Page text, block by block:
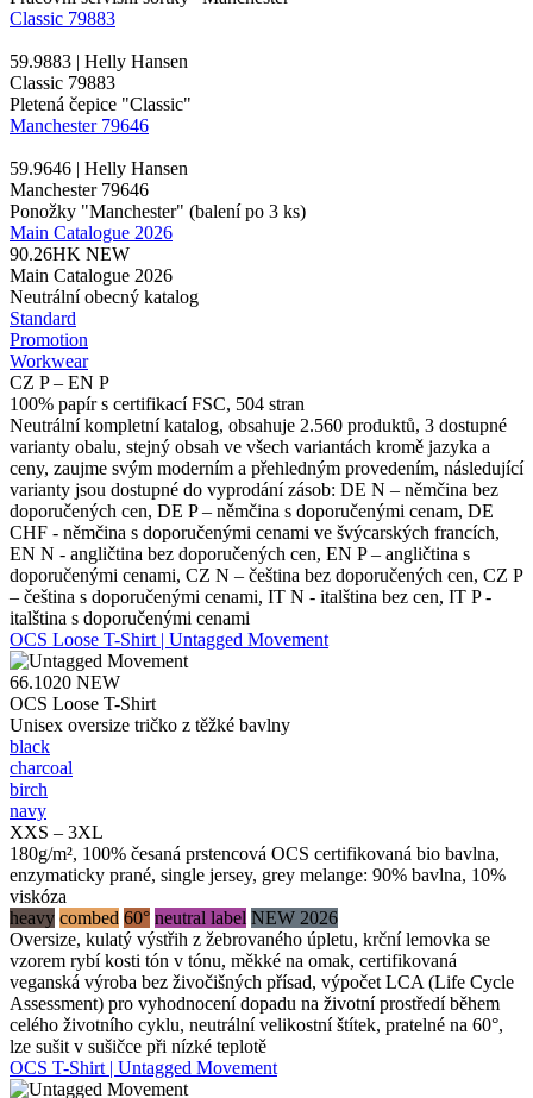
Classic 79883
59.9883 | Helly Hansen
Classic 79883
Pletená čepice "Classic"
Manchester 79646
59.9646 | Helly Hansen
Manchester 79646
Ponožky "Manchester" (balení po 3 ks)
Main Catalogue 2026
90.26HK NEW
Main Catalogue 2026
Neutrální obecný katalog
Standard
Promotion
Workwear
CZ P – EN P
100% papír s certifikací FSC, 504 stran
Neutrální kompletní katalog, obsahuje 2.560 produktů, 3 dostupné
varianty obalu, stejný obsah ve všech variantách kromě jazyka a
ceny, zaujme svým moderním a přehledným provedením, následující
varianty jsou dostupné do vyprodání zásob: DE N – němčina bez
doporučených cen, DE P – němčina s doporučenými cenam, DE
CHF - němčina s doporučenými cenami ve švýcarských francích,
EN N - angličtina bez doporučených cen, EN P – angličtina s
doporučenými cenami, CZ N – čeština bez doporučených cen, CZ P
– čeština s doporučenými cenami, IT N - italština bez cen, IT P -
italština s doporučenými cenami
OCS Loose T-Shirt | Untagged Movement
66.1020 NEW
OCS Loose T-Shirt
Unisex oversize tričko z těžké bavlny
black
charcoal
birch
navy
XXS – 3XL
180g/m², 100% česaná prstencová OCS certifikovaná bio bavlna,
enzymaticky prané, single jersey, grey melange: 90% bavlna, 10%
viskóza
heavy combed 60° neutral label NEW 2026
Oversize, kulatý výstřih z žebrovaného úpletu, krční lemovka se
vzorem rybí kosti tón v tónu, měkké na omak, certifikovaná
veganská výroba bez živočišných přísad, výpočet LCA (Life Cycle
Assessment) pro vyhodnocení dopadu na životní prostředí během
celého životního cyklu, neutrální velikostní štítek, pratelné na 60°,
lze sušit v sušičce při nízké teplotě
OCS T-Shirt | Untagged Movement